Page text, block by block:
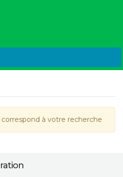
à votre recherche